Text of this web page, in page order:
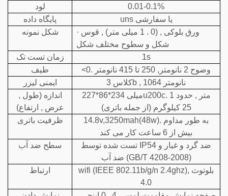
لود
0.01-0.1%
پایگاه داده
uns یا سفارشی
شکل نمونه
· ورق بلوکی , (0 . 1 میلی متر) , قوس
شکل و سطوح مختلف شکل
زمان تست تک
1s
طیف
<0. وضوح 2 نانومتر, 250 تا 415 نانومتر
ایمنی لیزر
کلاس 3b , 1064 نانومتر
اندازه (طول ,
عرض , ارتفاع)
227*86*234 میلیu200cمتر , حدود 1 .
25 کیلوگرم (از جمله باتری)
ظرفیت باتری
14.8v,3250mah(48w). به طور مداوم
بیش از 6 ساعت کار می کند
سطح ضد آب
تست شده توسط IP54 ضد گرد و غبار و
ضد آب (GB/T 4208-2008)
ارتباط
wifi (IEEE 802.11b/g/n 2.4ghz), بلوتوث
4.0